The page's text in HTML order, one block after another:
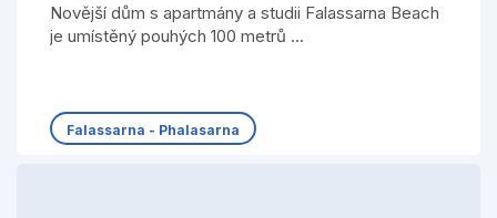
Novější dům s apartmány a studii Falassarna Beach
je umístěný pouhých 100 metrů ...
Falassarna - Phalasarna